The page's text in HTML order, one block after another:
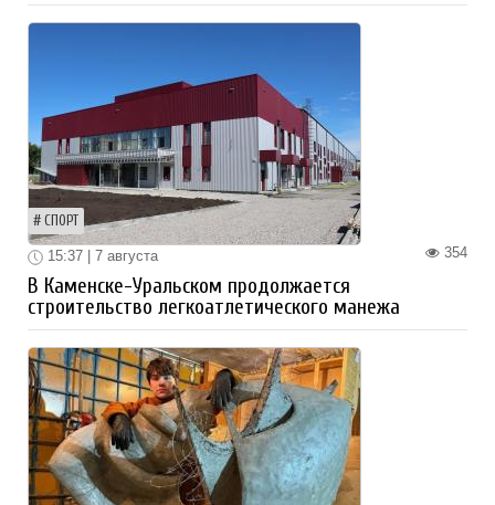
СПОРТ
354
15:37 | 7 августа
В Каменске-Уральском продолжается
строительство легкоатлетического манежа